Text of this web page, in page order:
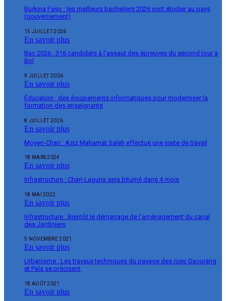
Burkina Faso : les meilleurs bacheliers 2026 vont étudier au pays
(gouvernement)
15 JUILLET 2026
En savoir plus
Bac 2026 : 316 candidats à l’assaut des épreuves du second tour à
Bol
9 JUILLET 2026
En savoir plus
Éducation : des équipements informatiques pour moderniser la
formation des enseignants
8 JUILLET 2026
En savoir plus
Moyen-Chari : Aziz Mahamat Saleh effectué une visite de travail
18 MARS 2024
En savoir plus
Infrastructure : Chari-Laguna sera bitumé dans 4 mois
18 MAI 2022
En savoir plus
Infrastructure : Bientôt le démarrage de l’aménagement du canal
des Jardiniers
5 NOVEMBRE 2021
En savoir plus
Urbanisme : Les travaux techniques du pavage des rues Gaourang
et Pala se précisent
18 AOÛT 2021
En savoir plus